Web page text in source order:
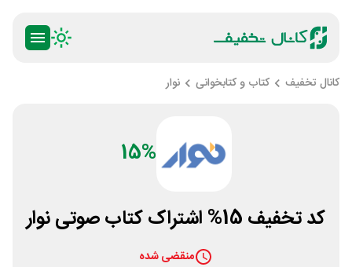
کانال تخفیف کتاب و کتابخوانی نوار
15%
کد تخفیف 15% اشتراک کتاب صوتی نوار
منقضی شده